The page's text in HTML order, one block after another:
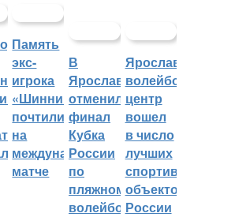
Память
экс-
игрока
«Шинника»
почтили
на
международном
матче
В
Ярославле
отменили
финал
Кубка
России
по
пляжному
волейболу
Ярославский
волейбольный
центр
вошел
в число
лучших
спортивных
объектов
России